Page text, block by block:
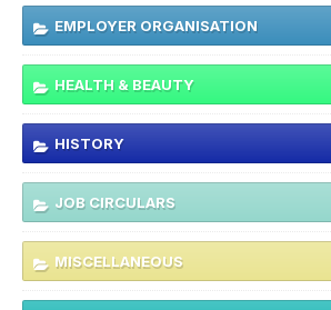
EMPLOYER ORGANISATION
HEALTH & BEAUTY
HISTORY
JOB CIRCULARS
MISCELLANEOUS